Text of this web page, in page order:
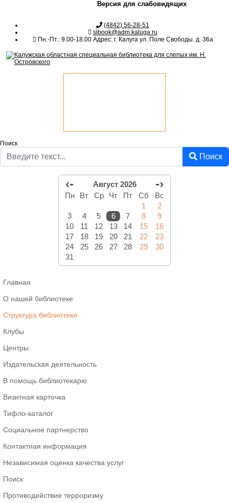
Версия для слабовидящих
(4842) 56-28-51
slbook@adm.kaluga.ru
Пн.-Пт.: 9.00-18.00 Адрес: г. Калуга ул. Поле Свободы. д. 36а
Поиск
Поиск
‹- Август 2026 -›
Пн Вт Ср Чт Пт Сб
Вс
1
2
3
4 5 6 7 8
9
10
11 12 13 14 15
16
17
18 19 20 21 22
23
24
25 26 27 28 29
30
31
Главная
О нашей библиотеке
Структура библиотеки
Клубы
Центры
Издательская деятельность
В помощь библиотекарю
Визитная карточка
Тифло-каталог
Социальное партнерство
Контактная информация
Независимая оценка качества услуг
Поиск
Противодействие терроризму